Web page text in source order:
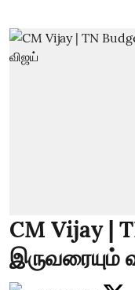
CM Vijay |
இருவரையும்